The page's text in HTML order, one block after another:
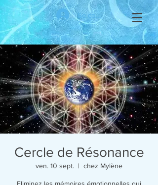
Se connecter
Cercle de Résonance
ven. 10 sept.
  |
chez Mylène